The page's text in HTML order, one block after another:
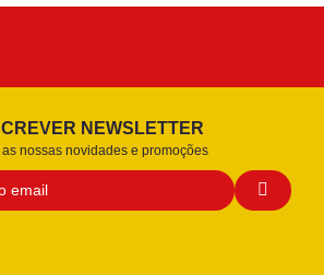
NEWSLETTER
nossas novidades e promoções